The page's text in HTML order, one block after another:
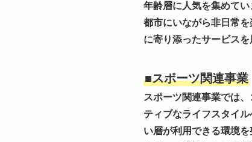
年齢層に人気を集めてい
都市にいながら非日常
に寄り添ったサービスを
■スポーツ関連事業
スポーツ関連事業では
ティブなライフスタイ
い層が利用できる環境を